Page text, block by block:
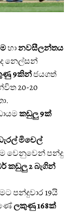
හානවසීලන්තය
නෙල්සන්
9කින්ජයගත්
20-20
කඩුලු 9ක්
මිචෙල්
වෙනුවෙන් පන්දු
කඩුලු 2 බැගින්
පන්දුවාර 19යි
ලකුණු 168ක්